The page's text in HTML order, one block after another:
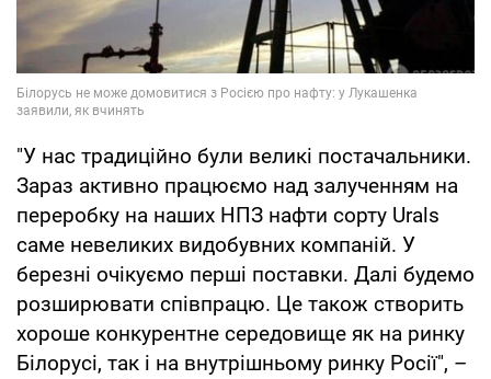
"У нас традиційно були великі постачальники.
Зараз активно працюємо над залученням на
переробку на наших НПЗ нафти сорту Urals
саме невеликих видобувних компаній. У
березні очікуємо перші поставки. Далі будемо
розширювати співпрацю. Це також створить
хороше конкурентне середовище як на ринку
Білорусі, так і на внутрішньому ринку Росії", –